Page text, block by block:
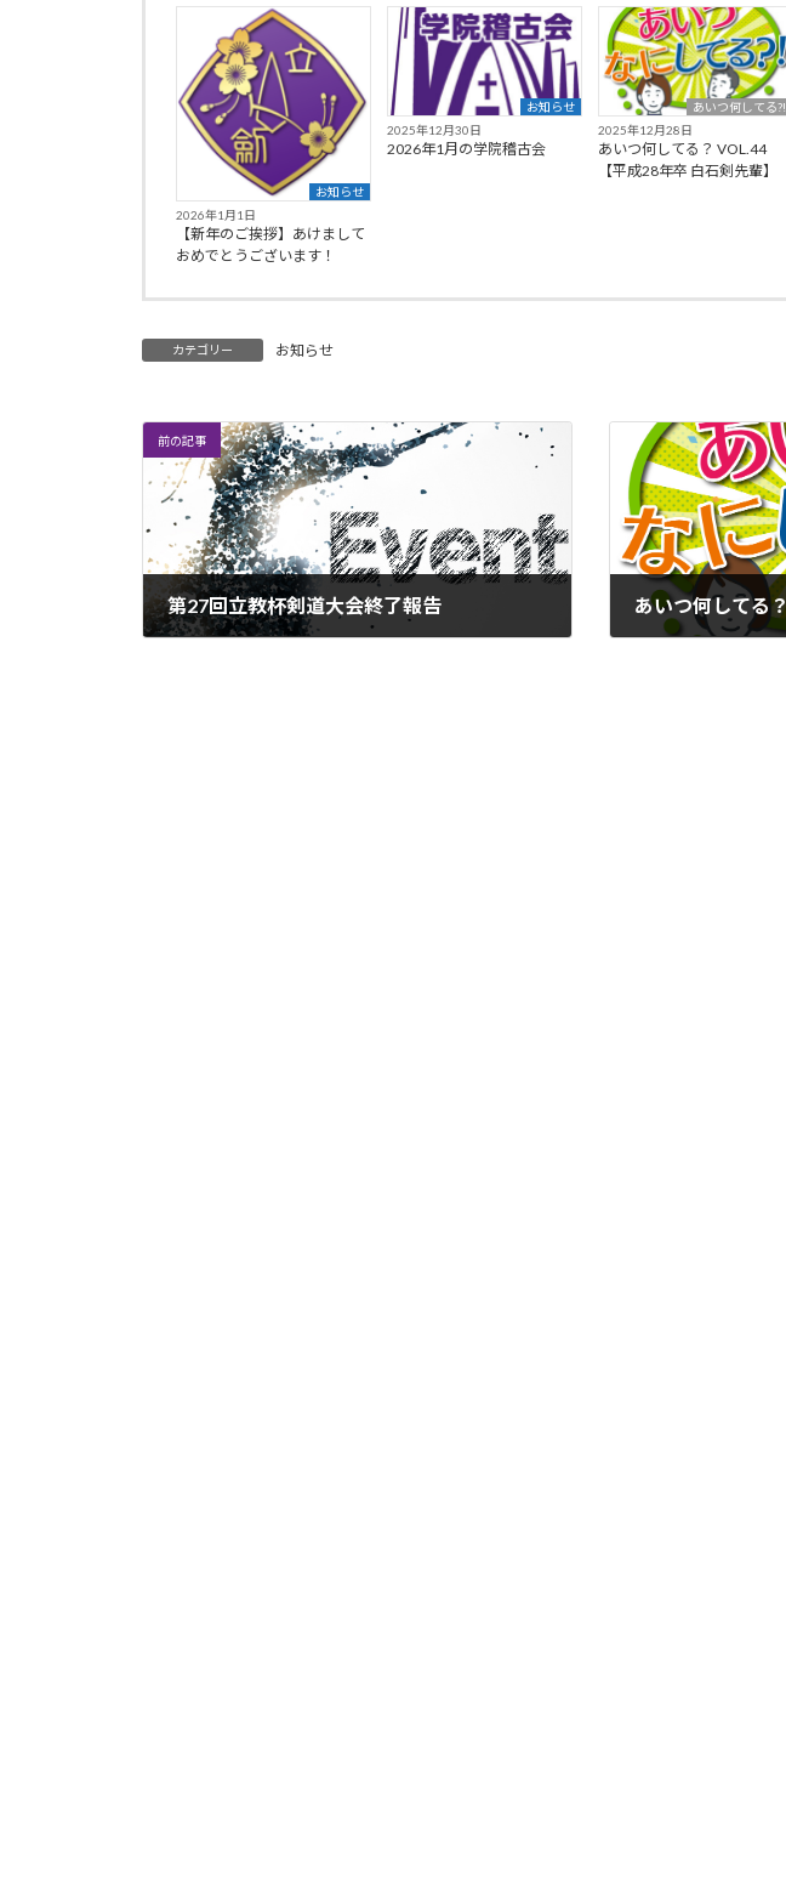
お知らせ
2026年1月1日
【新年のご挨拶】あけまして
おめでとうございます！
お知らせ
2025年12月30日
2026年1月の学院稽古会
あいつ何してる?!
2025年12月28日
あいつ何してる？ VOL.44
【平成28年卒 白石剣先輩】
カテゴリー お知らせ
前の記事
第27回立教杯剣道大会終了報告